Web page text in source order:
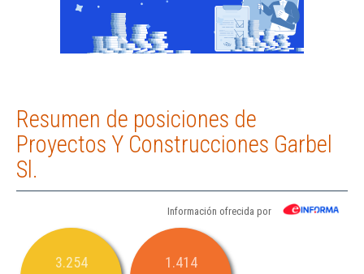
Resumen de posiciones de
Proyectos Y Construcciones Garbel
Sl.
Información ofrecida por
3.254 1.414